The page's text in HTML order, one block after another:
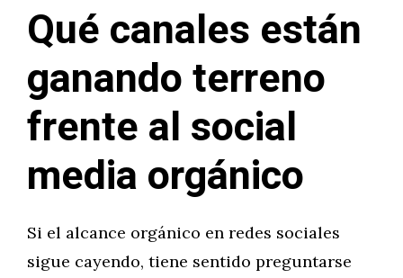
Qué canales están
ganando terreno
frente al social
media orgánico
Si el alcance orgánico en redes sociales
sigue cayendo, tiene sentido preguntarse